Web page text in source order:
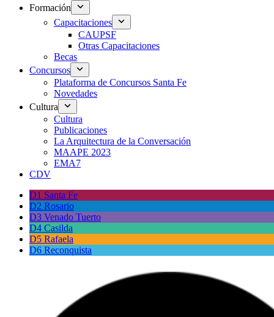
Formación
Capacitaciones
CAUPSF
Otras Capacitaciones
Becas
Concursos
Plataforma de Concursos Santa Fe
Novedades
Cultura
Cultura
Publicaciones
La Arquitectura de la Conversación
MAAPE 2023
EMA7
CDV
D1 Santa Fe
D2 Rosario
D3 Venado Tuerto
D4 Casilda
D5 Rafaela
D6 Reconquista